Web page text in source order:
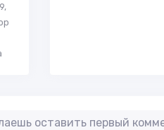
оставить первый